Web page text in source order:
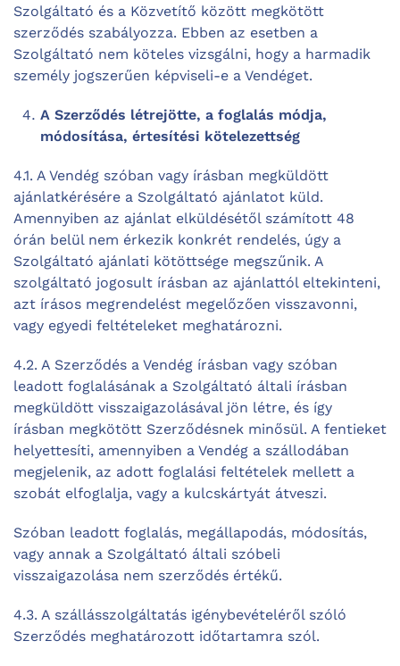
Szolgáltató és a Közvetítő között megkötött
szerződés szabályozza. Ebben az esetben a
Szolgáltató nem köteles vizsgálni, hogy a harmadik
személy jogszerűen képviseli-e a Vendéget.
A Szerződés létrejötte, a foglalás módja,
módosítása, értesítési kötelezettség
4.1. A Vendég szóban vagy írásban megküldött
ajánlatkérésére a Szolgáltató ajánlatot küld.
Amennyiben az ajánlat elküldésétől számított 48
órán belül nem érkezik konkrét rendelés, úgy a
Szolgáltató ajánlati kötöttsége megszűnik. A
szolgáltató jogosult írásban az ajánlattól eltekinteni,
azt írásos megrendelést megelőzően visszavonni,
vagy egyedi feltételeket meghatározni.
4.2. A Szerződés a Vendég írásban vagy szóban
leadott foglalásának a Szolgáltató általi írásban
megküldött visszaigazolásával jön létre, és így
írásban megkötött Szerződésnek minősül. A fentieket
helyettesíti, amennyiben a Vendég a szállodában
megjelenik, az adott foglalási feltételek mellett a
szobát elfoglalja, vagy a kulcskártyát átveszi.
Szóban leadott foglalás, megállapodás, módosítás,
vagy annak a Szolgáltató általi szóbeli
visszaigazolása nem szerződés értékű.
4.3. A szállásszolgáltatás igénybevételéről szóló
Szerződés meghatározott időtartamra szól.